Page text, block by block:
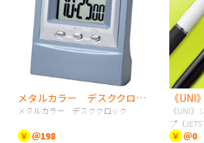
メタルカラー デスククロック
メタルカラー デスククロック
￥ ＠198
《UNI》
プ（
￥ ＠0